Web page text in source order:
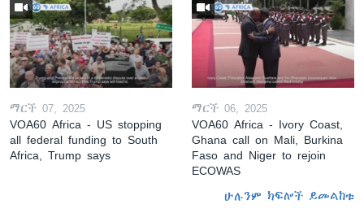
ማርች 07, 2025
VOA60 Africa - US stopping
all federal funding to South
Africa, Trump says
ማርች 06, 2025
VOA60 Africa - Ivory Coast,
Ghana call on Mali, Burkina
Faso and Niger to rejoin
ECOWAS
ሁሉንም ክፍሎች ይመልከቱ